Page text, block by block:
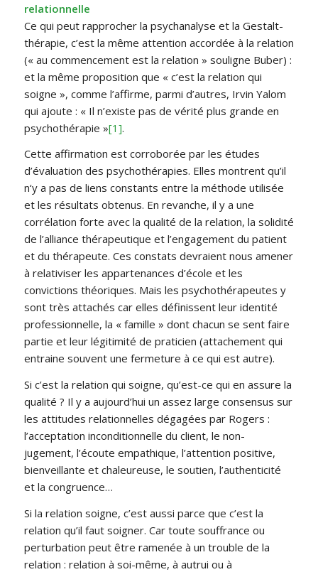
relationnelle
Ce qui peut rapprocher la psychanalyse et la Gestalt-
thérapie, c’est la même attention accordée à la relation
(« au commencement est la relation » souligne Buber) :
et la même proposition que « c’est la relation qui
soigne », comme l’affirme, parmi d’autres, Irvin Yalom
qui ajoute : « Il n’existe pas de vérité plus grande en
psychothérapie »[1].
Cette affirmation est corroborée par les études
d’évaluation des psychothérapies. Elles montrent qu’il
n‘y a pas de liens constants entre la méthode utilisée
et les résultats obtenus. En revanche, il y a une
corrélation forte avec la qualité de la relation, la solidité
de l’alliance thérapeutique et l’engagement du patient
et du thérapeute. Ces constats devraient nous amener
à relativiser les appartenances d’école et les
convictions théoriques. Mais les psychothérapeutes y
sont très attachés car elles définissent leur identité
professionnelle, la « famille » dont chacun se sent faire
partie et leur légitimité de praticien (attachement qui
entraine souvent une fermeture à ce qui est autre).
Si c’est la relation qui soigne, qu’est-ce qui en assure la
qualité ? Il y a aujourd’hui un assez large consensus sur
les attitudes relationnelles dégagées par Rogers :
l’acceptation inconditionnelle du client, le non-
jugement, l’écoute empathique, l’attention positive,
bienveillante et chaleureuse, le soutien, l’authenticité
et la congruence…
Si la relation soigne, c’est aussi parce que c’est la
relation qu’il faut soigner. Car toute souffrance ou
perturbation peut être ramenée à un trouble de la
relation : relation à soi-même, à autrui ou à